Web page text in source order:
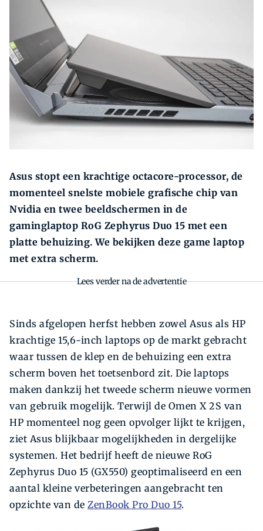
Zoeken Zoek
Asus stopt een krachtige octacore-processor, de
momenteel snelste mobiele grafische chip van
Nvidia en twee beeldschermen in de
gaminglaptop RoG Zephyrus Duo 15 met een
platte behuizing. We bekijken deze game laptop
met extra scherm.
Lees verder na de advertentie
Sinds afgelopen herfst hebben zowel Asus als HP
krachtige 15,6-inch laptops op de markt gebracht
waar tussen de klep en de behuizing een extra
scherm boven het toetsenbord zit. Die laptops
maken dankzij het tweede scherm nieuwe vormen
van gebruik mogelijk. Terwijl de Omen X 2S van
HP momenteel nog geen opvolger lijkt te krijgen,
ziet Asus blijkbaar mogelijkheden in dergelijke
systemen. Het bedrijf heeft de nieuwe RoG
Zephyrus Duo 15 (GX550) geoptimaliseerd en een
aantal kleine verbeteringen aangebracht ten
opzichte van de ZenBook Pro Duo 15.